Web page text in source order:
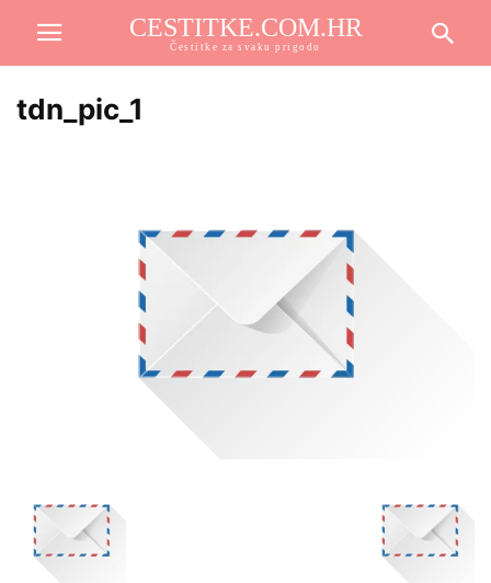
CESTITKE.COM.HR
Čestitke za svaku prigodu
tdn_pic_1